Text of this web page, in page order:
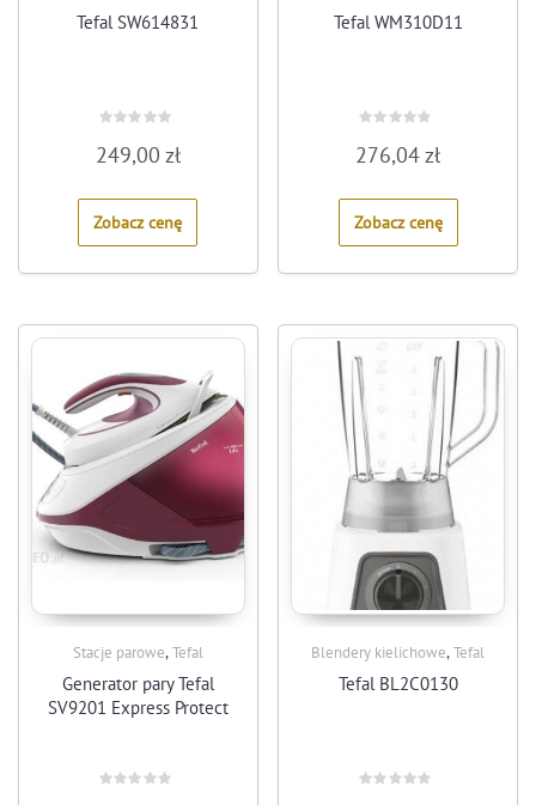
Tefal SW614831
0
out
5
249,00 zł
Zobacz cenę
Tefal WM310D11
0
out
5
276,04zł
Zobacz cenę
Stacje parowe,Tefal
Generator pary Tefal
SV9201 Express Protect
Blendery kielichowe,Tefal
Tefal BL2C0130